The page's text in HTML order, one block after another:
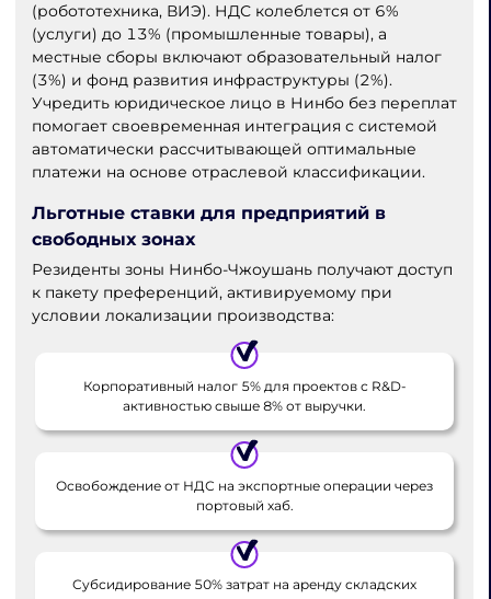
(робототехника, ВИЭ). НДС колеблется от 6%
(услуги) до 13% (промышленные товары), а
местные сборы включают образовательный налог
(3%) и фонд развития инфраструктуры (2%).
Учредить юридическое лицо в Нинбо без переплат
помогает своевременная интеграция с системой
автоматически рассчитывающей оптимальные
платежи на основе отраслевой классификации.
Льготные ставки для предприятий в
свободных зонах
Резиденты зоны Нинбо-Чжоушань получают доступ
к пакету преференций, активируемому при
условии локализации производства:
Корпоративный налог 5% для проектов с R&D-
активностью свыше 8% от выручки.
Освобождение от НДС на экспортные операции через
портовый хаб.
Субсидирование 50% затрат на аренду складских